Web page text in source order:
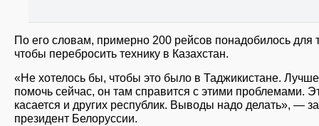
По его словам, примерно 200 рейсов понадобилось для
чтобы перебросить технику в Казахстан.
«Не хотелось бы, чтобы это было в Таджикистане.
помочь сейчас, он там справится с этими проблемами.
касается и других республик. Выводы надо делать», —
президент Белоруссии.